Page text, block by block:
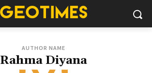
AUTHOR NAME
Rahma Diyana